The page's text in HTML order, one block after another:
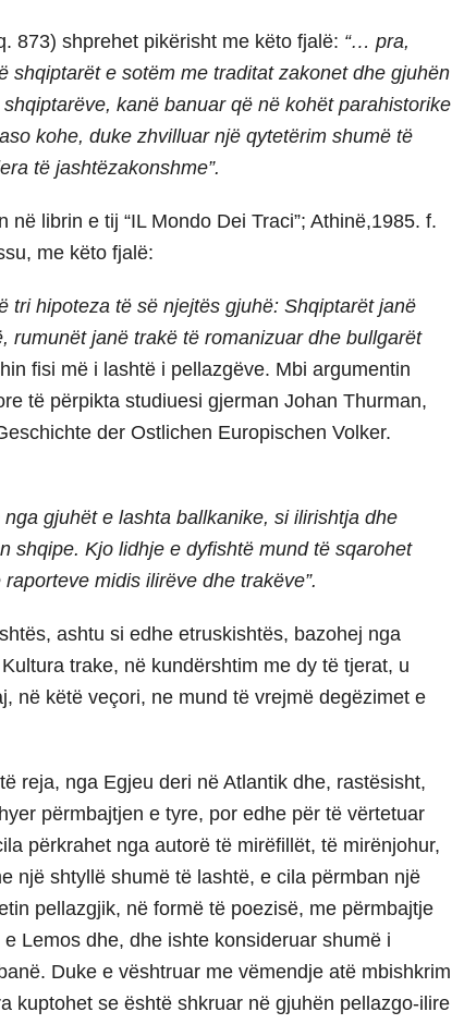
873) shprehet pikërisht me këto fjalë: “… pra,
shqiptarët e sotëm me traditat zakonet dhe gjuhën
kanë banuar që në kohët parahistorike
kohe, duke zhvilluar një qytetërim shumë të
të jashtëzakonshme”.
librin e tij “IL Mondo Dei Traci”; Athinë,1985. f.
me këto fjalë:
tri hipoteza të së njejtës gjuhë: Shqiptarët janë
rumunët janë trakë të romanizuar dhe bullgarët
fisi më i lashtë i pellazgëve. Mbi argumentin
të përpikta studiuesi gjerman Johan Thurman,
der Ostlichen Europischen Volker.
gjuhët e lashta ballkanike, si ilirishtja dhe
shqipe. Kjo lidhje e dyfishtë mund të sqarohet
midis ilirëve dhe trakëve”.
ashtu si edhe etruskishtës, bazohej nga
trake, në kundërshtim me dy të tjerat, u
në këtë veçori, ne mund të vrejmë degëzimet e
reja, nga Egjeu deri në Atlantik dhe, rastësisht,
përmbajtjen e tyre, por edhe për të vërtetuar
përkrahet nga autorë të mirëfillët, të mirënjohur,
një shtyllë shumë të lashtë, e cila përmban një
pellazgjik, në formë të poezisë, me përmbajtje
Lemos dhe, dhe ishte konsideruar shumë i
Duke e vështruar me vëmendje atë mbishkrim
kuptohet se është shkruar në gjuhën pellazgo-ilire